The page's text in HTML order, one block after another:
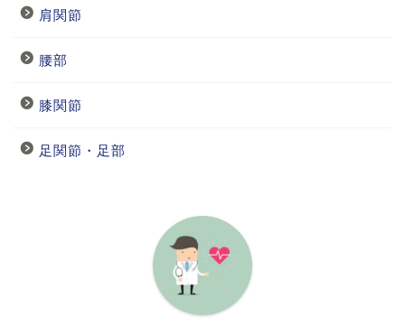
肩関節
腰部
膝関節
足関節・足部